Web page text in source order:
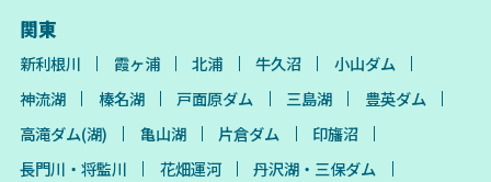
関東
新利根川 霞ヶ浦 北浦 牛久沼
小山ダム
神流湖
榛名湖 戸面原ダム 三島湖
豊英ダム
高滝ダム(湖)
亀山湖 片倉ダム
印旛沼
長門川・将監川
花畑運河
丹沢湖・三保ダム